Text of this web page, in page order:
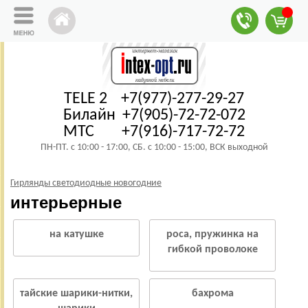
TELE 2 +7(977)-277-29-27
Билайн +7(905)-72-72-072
МТС +7(916)-717-72-72
ПН-ПТ. с 10:00 - 17:00, СБ. с 10:00 - 15:00, ВСК выходной
Гирлянды светодиодные новогодние
интерьерные
на катушке
роса, пружинка на
гибкой проволоке
тайские шарики-нитки,
бахрома